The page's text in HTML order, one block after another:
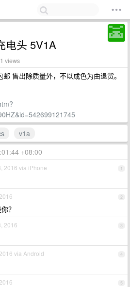
电头 5V1A
views
售出除质量外，不以成色为由退货。
v1a
+08:00
1
2016 via iPhone
2
？
3
2016
4
via Android
5